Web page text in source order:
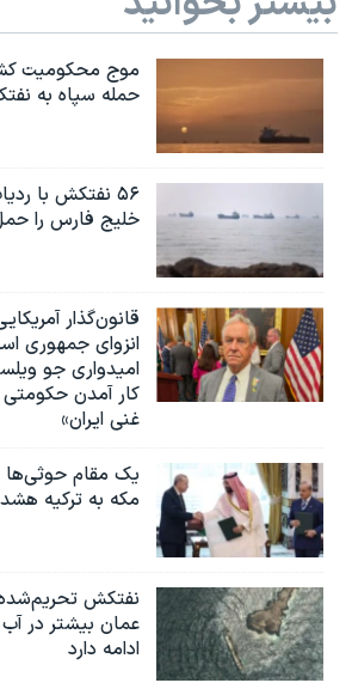
موج محکومیت
حمله سپاه به
۵۶ نفتکش با
خلیج فارس را
قانون‌گذار
انزوای جمهوری
امیدواری جو
کار آمدن
غنی ایران»
یک مقام حوثی‌ها
مکه به ترکیه
نفتکش
عمان بیشتر در
ادامه دارد